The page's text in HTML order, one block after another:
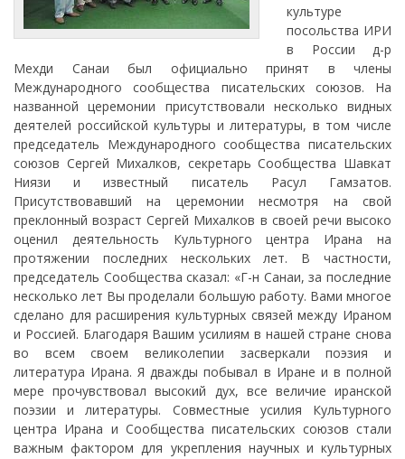
культуре
посольства ИРИ
в России д-р
Мехди Санаи был официально принят в члены
Международного сообщества писательских союзов. На
названной церемонии присутствовали несколько видных
деятелей российской культуры и литературы, в том числе
председатель Международного сообщества писательских
союзов Сергей Михалков, секретарь Сообщества Шавкат
Ниязи и известный писатель Расул Гамзатов.
Присутствовавший на церемонии несмотря на свой
преклонный возраст Сергей Михалков в своей речи высоко
оценил деятельность Культурного центра Ирана на
протяжении последних нескольких лет. В частности,
председатель Сообщества сказал: «Г-н Санаи, за последние
несколько лет Вы проделали большую работу. Вами многое
сделано для расширения культурных связей между Ираном
и Россией. Благодаря Вашим усилиям в нашей стране снова
во всем своем великолепии засверкали поэзия и
литература Ирана. Я дважды побывал в Иране и в полной
мере прочувствовал высокий дух, все величие иранской
поэзии и литературы. Совместные усилия Культурного
центра Ирана и Сообщества писательских союзов стали
важным фактором для укрепления научных и культурных